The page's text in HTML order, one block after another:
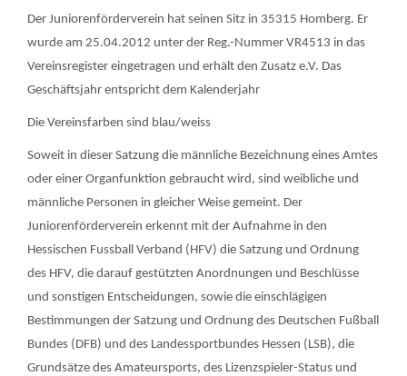
Der Juniorenförderverein hat seinen Sitz in 35315 Homberg. Er
wurde am 25.04.2012 unter der Reg.-Nummer VR4513 in das
Vereinsregister eingetragen und erhält den Zusatz e.V. Das
Geschäftsjahr entspricht dem Kalenderjahr
Die Vereinsfarben sind blau/weiss
Soweit in dieser Satzung die männliche Bezeichnung eines Amtes
oder einer Organfunktion gebraucht wird, sind weibliche und
männliche Personen in gleicher Weise gemeint. Der
Juniorenförderverein erkennt mit der Aufnahme in den
Hessischen Fussball Verband (HFV) die Satzung und Ordnung
des HFV, die darauf gestützten Anordnungen und Beschlüsse
und sonstigen Entscheidungen, sowie die einschlägigen
Bestimmungen der Satzung und Ordnung des Deutschen Fußball
Bundes (DFB) und des Landessportbundes Hessen (LSB), die
Grundsätze des Amateursports, des Lizenzspieler-Status und